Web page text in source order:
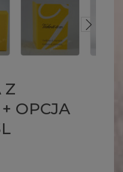
Z
OPCJA